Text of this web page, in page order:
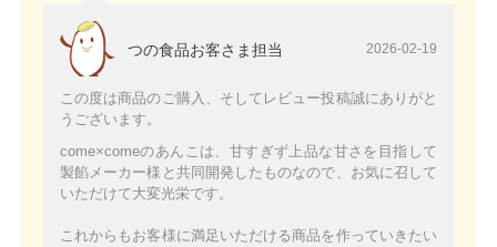
つの食品お客さま担当 2026-02-19
この度は商品のご購入、そしてレビュー投稿誠にありがと
うございます。
come×comeのあんこは、甘すぎず上品な甘さを目指して
製餡メーカー様と共同開発したものなので、お気に召して
いただけて大変光栄です。
これからもお客様に満足いただける商品を作っていきたい